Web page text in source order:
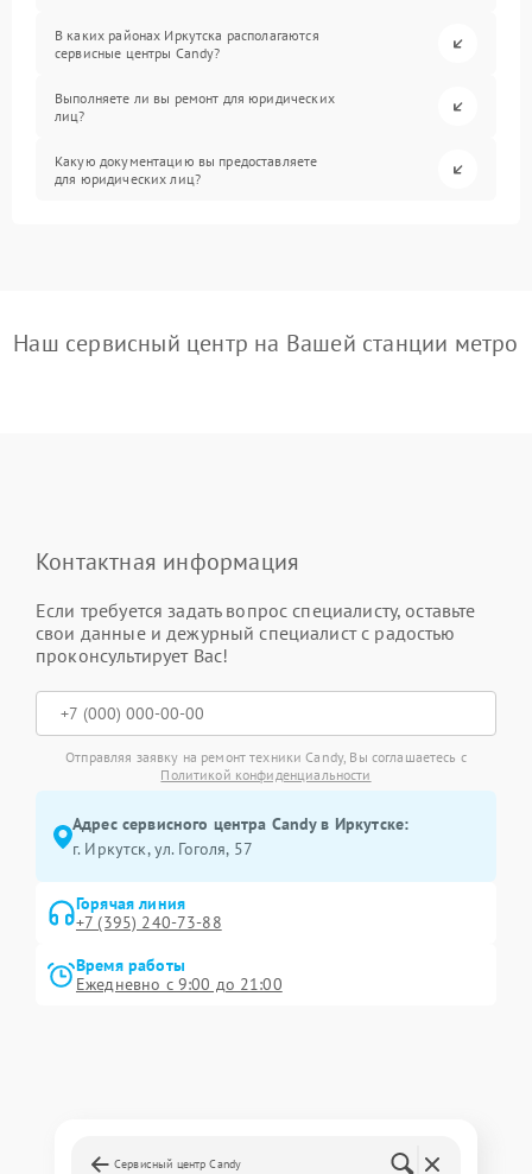
В каких районах Иркутска располагаются
сервисные центры Candy?
Выполняете ли вы ремонт для юридических
лиц?
Какую документацию вы предоставляете
для юридических лиц?
Наш сервисный центр на Вашей станции метро
Контактная информация
Если требуется задать вопрос специалисту, оставьте
свои данные и дежурный специалист с радостью
проконсультирует Вас!
Отправляя заявку на ремонт техники Candy, Вы соглашаетесь с
Политикой конфиденциальности
Адрес сервисного центра Candy в Иркутске:
г. Иркутск, ул. ​Гоголя, 57
Горячая линия
+7 (395) 240-73-88
Время работы
Ежедневно с 9:00 до 21:00
Сервисный центр Candy